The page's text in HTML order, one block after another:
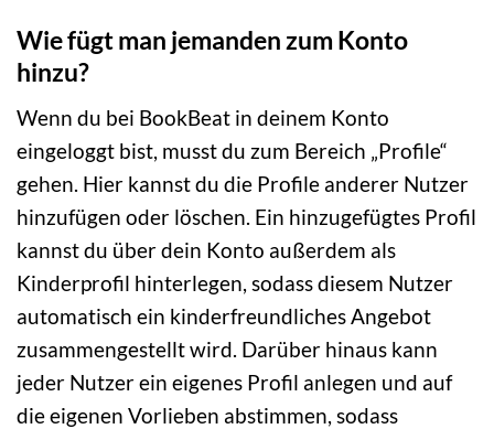
Wie fügt man jemanden zum Konto
hinzu?
Wenn du bei BookBeat in deinem Konto
eingeloggt bist, musst du zum Bereich „Profile“
gehen. Hier kannst du die Profile anderer Nutzer
hinzufügen oder löschen. Ein hinzugefügtes Profil
kannst du über dein Konto außerdem als
Kinderprofil hinterlegen, sodass diesem Nutzer
automatisch ein kinderfreundliches Angebot
zusammengestellt wird. Darüber hinaus kann
jeder Nutzer ein eigenes Profil anlegen und auf
die eigenen Vorlieben abstimmen, sodass